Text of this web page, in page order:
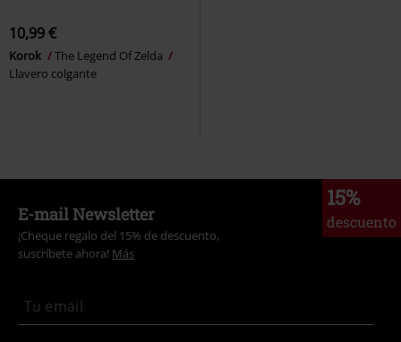
10,99 €
Korok
The Legend Of Zelda
Llavero colgante
15%
descuento
E-mail Newsletter
¡Cheque regalo del 15% de descuento,
suscríbete ahora! Más